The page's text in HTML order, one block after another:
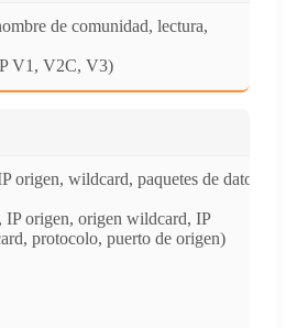
de comunidad, lectura,
V1, V2C, V3)
origen, wildcard, paquetes de datos
IP origen, origen wildcard, IP
protocolo, puerto de origen)